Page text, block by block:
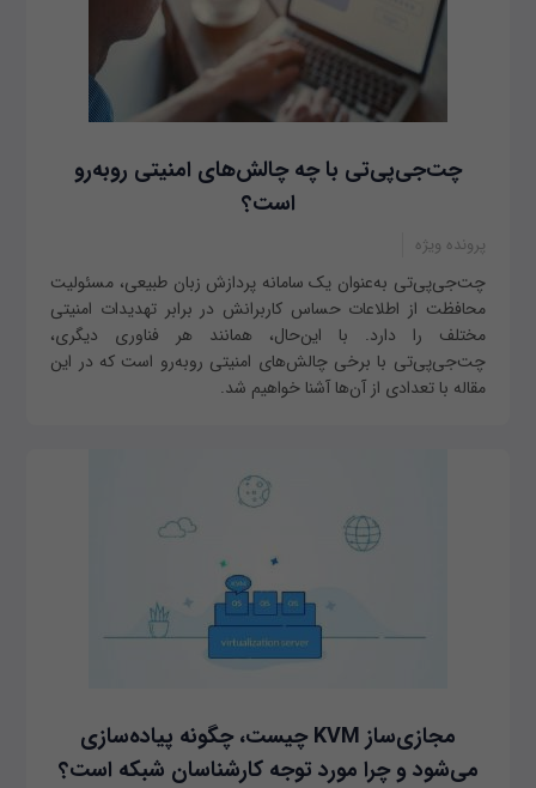
چت‌جی‌پی‌تی با چه چالش‌های امنیتی روبه‌رو
است؟
پرونده ویژه
چت‌جی‌پی‌تی به‌عنوان یک سامانه پردازش زبان طبیعی، مسئولیت
محافظت از اطلاعات حساس کاربرانش در برابر تهدیدات امنیتی
مختلف را دارد. با این‌حال، همانند هر فناوری دیگری،
چت‌جی‌پی‌تی با برخی چالش‌های امنیتی روبه‌رو است که در این
مقاله با تعدادی از آن‌ها آشنا خواهیم شد.
مجازی‌ساز KVM چیست، چگونه پیاده‌سازی
می‌شود و چرا مورد توجه کارشناسان شبکه است؟